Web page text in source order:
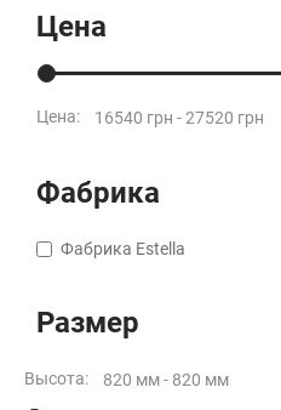
Цена
Цена:
Фабрика
Фабрика Estella
Размер
Высота: